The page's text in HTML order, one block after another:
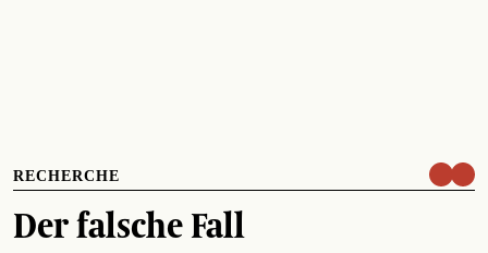
RECHERCHE
Der falsche Fall